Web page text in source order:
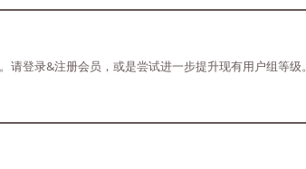
登录&注册会员，或是尝试进一步提升现有用户组等级。